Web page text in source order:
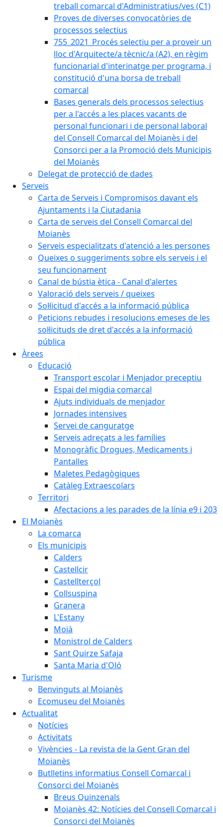
treball comarcal d'Administratius/ves (C1)
Proves de diverses convocatòries de
processos selectius
755_2021_Procés selectiu per a proveir un
lloc d'Arquitecte/a tècnic/a (A2), en règim
funcionarial d'interinatge per programa, i
constitució d'una borsa de treball
comarcal
Bases generals dels processos selectius
per a l'accés a les places vacants de
personal funcionari i de personal laboral
del Consell Comarcal del Moianès i del
Consorci per a la Promoció dels Municipis
del Moianès
Delegat de protecció de dades
Serveis
Carta de Serveis i Compromisos davant els
Ajuntaments i la Ciutadania
Carta de serveis del Consell Comarcal del
Moianès
Serveis especialitzats d'atenció a les persones
Queixes o suggeriments sobre els serveis i el
seu funcionament
Canal de bústia ètica - Canal d'alertes
Valoració dels serveis / queixes
Sol·licitud d'accés a la informació pública
Peticions rebudes i resolucions emeses de les
sol·licituds de dret d'accés a la informació
pública
Àrees
Educació
Transport escolar i Menjador preceptiu
Espai del migdia comarcal
Ajuts individuals de menjador
Jornades intensives
Servei de canguratge
Serveis adreçats a les famílies
Monogràfic Drogues, Medicaments i
Pantalles
Maletes Pedagògiques
Catàleg Extraescolars
Territori
Afectacions a les parades de la línia e9 i 203
El Moianès
La comarca
Els municipis
Calders
Castellcir
Castellterçol
Collsuspina
Granera
L'Estany
Moià
Monistrol de Calders
Sant Quirze Safaja
Santa Maria d'Oló
Turisme
Benvinguts al Moianès
Ecomuseu del Moianès
Actualitat
Notícies
Activitats
Vivències - La revista de la Gent Gran del
Moianès
Butlletins informatius Consell Comarcal i
Consorci del Moianès
Breus Quinzenals
Moianès 42: Notícies del Consell Comarcal i
Consorci del Moianès